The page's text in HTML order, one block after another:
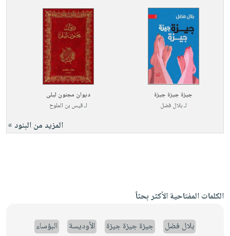
جيزة جيزة جيزة
لـبلال فضل
ديوان مجنون ليلى
لـقيس بن الملوح
المزيد من البنود »
الكلمات المفتاحية الأكثر بحثاً
بلال فضل جيزة جيزة جيزة الأوديسة
البؤساء